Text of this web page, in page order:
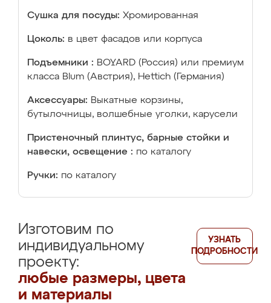
Сушка для посуды: Хромированная
Цоколь: в цвет фасадов или корпуса
Подъемники : BOYARD (Россия) или премиум
класса Blum (Австрия), Hettich (Германия)
Аксессуары: Выкатные корзины,
бутылочницы, волшебные уголки, карусели
Пристеночный плинтус, барные стойки и
навески, освещение : по каталогу
Ручки: по каталогу
Изготовим по
индивидуальному
проекту:
любые размеры, цвета
и материалы
УЗНАТЬ
ПОДРОБНОСТИ